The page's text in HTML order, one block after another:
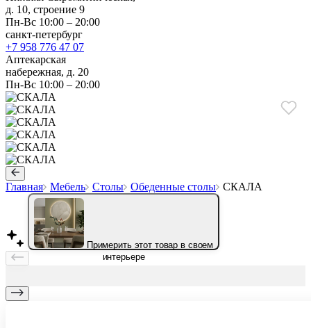
д. 10, строение 9
Пн-Вс 10:00 – 20:00
санкт-петербург
+7 958 776 47 07
Аптекарская
набережная, д. 20
Пн-Вс 10:00 – 20:00
Главная Мебель Столы Обеденные столы СКАЛА
Примерить этот товар в своем
интерьере